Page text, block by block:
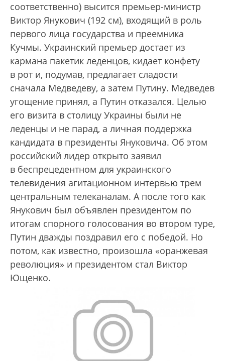
соответственно) высится премьер-министр
Виктор Янукович (192 см), входящий в роль
первого лица государства и преемника
Кучмы. Украинский премьер достает из
кармана пакетик леденцов, кидает конфету
в рот и, подумав, предлагает сладости
сначала Медведеву, а затем Путину. Медведев
угощение принял, а Путин отказался. Целью
его визита в столицу Украины были не
леденцы и не парад, а личная поддержка
кандидата в президенты Януковича. Об этом
российский лидер открыто заявил
в беспрецедентном для украинского
телевидения агитационном интервью трем
центральным телеканалам. А после того как
Янукович был объявлен президентом по
итогам спорного голосования во втором туре,
Путин дважды поздравил его с победой. Но
потом, как известно, произошла «оранжевая
революция» и президентом стал Виктор
Ющенко.